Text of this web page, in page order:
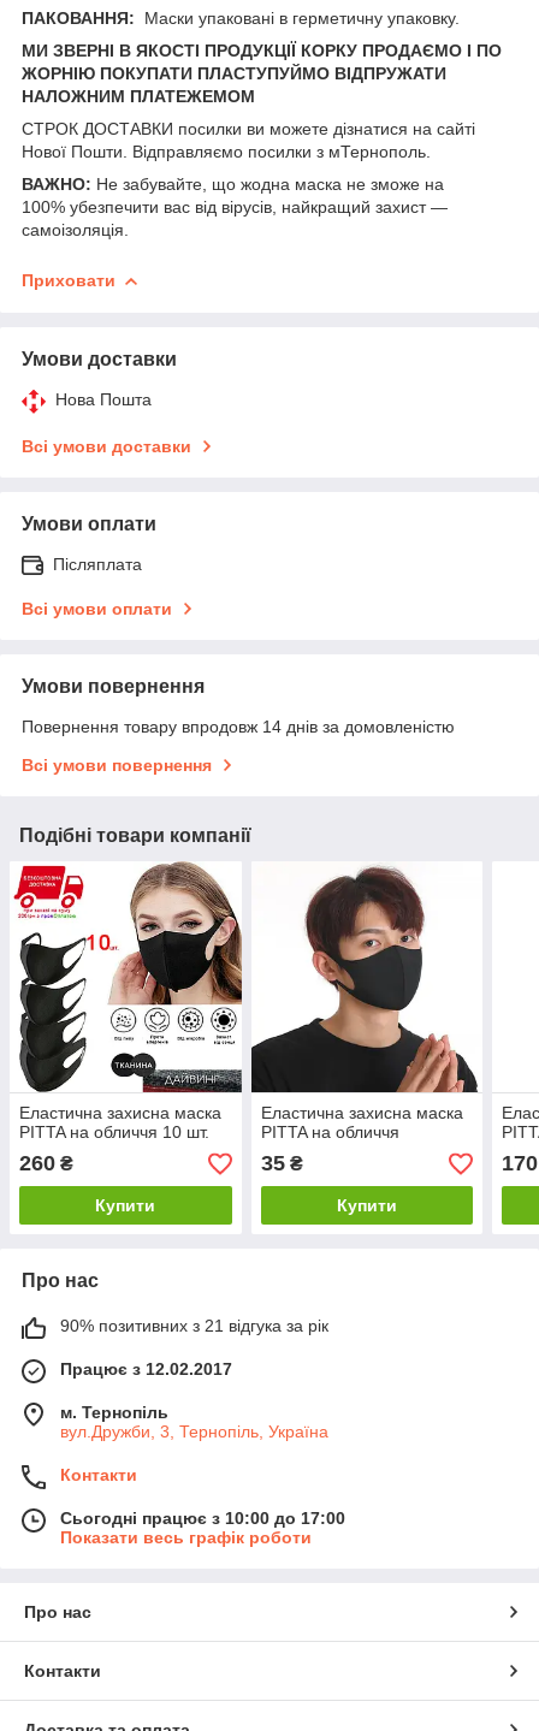
ПАКОВАННЯ: Маски упаковані в герметичну упаковку.
МИ ЗВЕРНІ В ЯКОСТІ ПРОДУКЦІЇ КОРКУ ПРОДАЄМО І ПО
ЖОРНІЮ ПОКУПАТИ ПЛАСТУПУЙМО ВІДПРУЖАТИ
НАЛОЖНИМ ПЛАТЕЖЕМОМ
СТРОК ДОСТАВКИ посилки ви можете дізнатися на сайті
Нової Пошти . Відправляємо посилки з мТернополь.
ВАЖНО: Не забувайте, що жодна маска не зможе на
100% убезпечити вас від вірусів, найкращий захист —
самоізоляція.
Приховати
Умови доставки
Нова Пошта
Всі умови доставки
Умови оплати
Післяплата
Всі умови оплати
Умови повернення
Повернення товару впродовж 14 днів за домовленістю
Всі умови повернення
Подібні товари компанії
Еластична захисна маска
PITTA на обличчя 10 шт.
260 ₴
Купити
Еластична захисна маска
PITTA на обличчя
35₴
Купити
170
Про нас
90% позитивних з 21 відгука за рік
Працює з 12.02.2017
м. Тернопіль
вул.Дружби, 3, Тернопіль, Україна
Контакти
Сьогодні працює з 10:00 до 17:00
Показати весь графік роботи
Про нас
Контакти